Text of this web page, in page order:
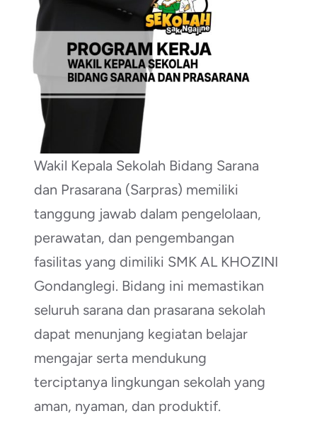
Wakil Kepala Sekolah Bidang Sarana
dan Prasarana (Sarpras) memiliki
tanggung jawab dalam pengelolaan,
perawatan, dan pengembangan
fasilitas yang dimiliki SMK AL KHOZINI
Gondanglegi. Bidang ini memastikan
seluruh sarana dan prasarana sekolah
dapat menunjang kegiatan belajar
mengajar serta mendukung
terciptanya lingkungan sekolah yang
aman, nyaman, dan produktif.